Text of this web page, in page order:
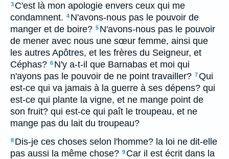
3 C'est là mon apologie envers ceux qui me
condamnent. 4 N'avons-nous pas le pouvoir de
manger et de boire? 5 N'avons-nous pas le pouvoir
de mener avec nous une sœur femme, ainsi que
les autres Apôtres, et les frères du Seigneur, et
Céphas? 6 N'y a-t-il que Barnabas et moi qui
n'ayons pas le pouvoir de ne point travailler? 7Qui
est-ce qui va jamais à la guerre à ses dépens? qui
est-ce qui plante la vigne, et ne mange point de
son fruit? qui est-ce qui paît le troupeau, et ne
mange pas du lait du troupeau?
8 Dis-je ces choses selon l'homme? la loi ne dit-elle
pas aussi la même chose? 9 Car il est écrit dans la